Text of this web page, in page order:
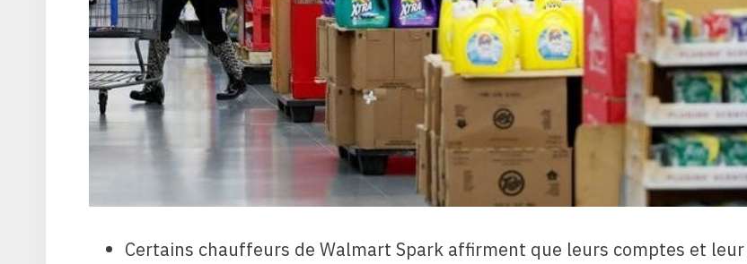
Certains chauffeurs de Walmart Spark affirment que leurs comptes et leur